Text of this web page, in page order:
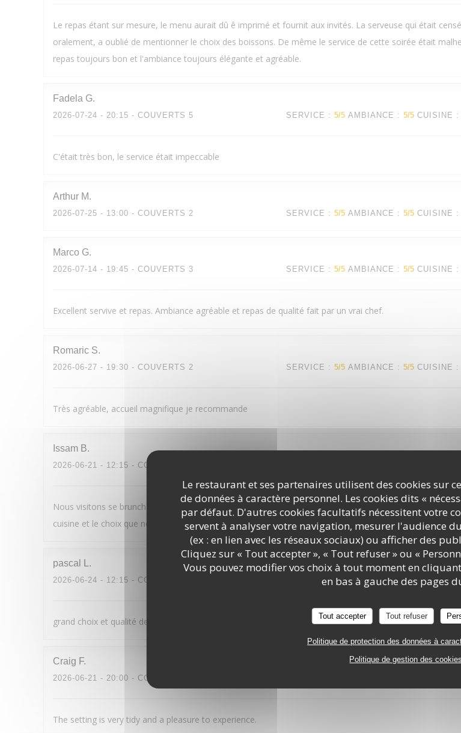
Le restaurant et ses partenaires utilisent des cookies sur
de données à caractère personnel. Les cookies dits «
par défaut. D'autres cookies facultatifs nécessitent votre
servent à analyser votre navigation, mesurer l'audience
(ex : en lien avec les réseaux sociaux) ou afficher des
Cliquez sur « Tout accepter », « Tout refuser » ou «
Vous pouvez modifier vos choix à tout moment en
en bas à gauche des pages
Tout accepter Tout refuser
Politique de protection des données à
Politique de gestion des cookies
Le repas étant sur mesure, le menu aurait dû ê imprimé et fournit aux invités. La serveuse qui était
oralement, a oublié de mentionner le choix des boissons. De même le service de cette soirée était
repas toujours bon et l'ambiance toujours élégante et agréable.
Fadela G
2026-07-24 - 20:15 - COUVERTS 5 SERVICE : 5/5 AMBIANCE : 5/5 CUISINE :
C'était très bon, le service était impeccable
Arthur M
2026-07-25 - 13:00 - COUVERTS 2 SERVICE : 5/5 AMBIANCE : 5/5 CUISINE :
Marco G
2026-07-14 - 19:45 - COUVERTS 3 SERVICE : 5/5 AMBIANCE : 5/5 CUISINE :
Excellent servive et repas. Ambiance agréable et repas de qualité fait par un vrai chef.
Romaric S
2026-06-27 - 19:30 - COUVERTS 2 SERVICE : 5/5 AMBIANCE : 5/5 CUISINE :
Très agréable, accueil magnifique je recommande
Issam B
2026-06-21 - 12:15 - COUVERTS 6
Nous visitons se brunch depuis plusieurs années et nous avons été extrêmement déçus par la qualité
cuisine et le choix que nous connaissions et qui sait rétréci.
pascal
2026-06-24 - 12:15 - COUVERTS 4 SERVICE: 5/5 AMBIANCE: 5/5 CUISINE:
grand choix et qualité des plats et cocktails accueil sympathique professionnel
Craig F
2026-06-21 - 20:00 - COUVERTS 2
The setting is very tidy and a pleasure to experience.